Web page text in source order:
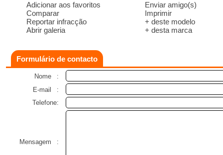
Adicionar aos favoritos
Comparar
Reportar infracção
Abrir galeria
Enviar amigo(s)
Imprimir
+ deste modelo
+ desta marca
Formulário de contacto
Nome
:
E-mail
:
Telefone:
Mensagem :